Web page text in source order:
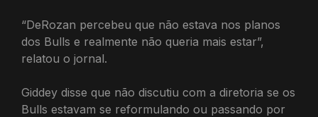
“DeRozan percebeu que não estava nos planos
dos Bulls e realmente não queria mais estar”,
relatou o jornal.
Giddey disse que não discutiu com a diretoria se os
Bulls estavam se reformulando ou passando por